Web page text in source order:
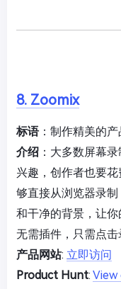
8. Zoomix
标语：制作精美的产
介绍 ：大多数屏幕
兴趣，创作者也要
够直接从浏览器录
和干净的背景，让你
无需插件，只需点击
产品网站: 立即访问
Product Hunt: